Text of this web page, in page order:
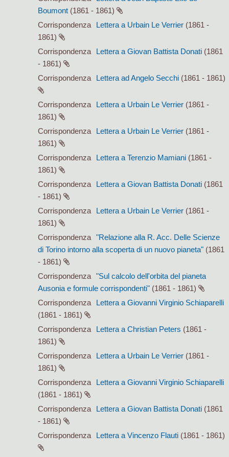
Boumont (1861 - 1861)
Corrispondenza
Lettera a Urbain Le Verrier (1861 -
1861)
Corrispondenza
Lettera a Giovan Battista Donati (1861
- 1861)
Corrispondenza
Lettera ad Angelo Secchi (1861 - 1861)
Corrispondenza Lettera a Urbain Le Verrier (1861 -
1861)
Corrispondenza
Lettera a Urbain Le Verrier (1861 -
1861)
Corrispondenza
Lettera a Terenzio Mamiani (1861 -
1861)
Corrispondenza
Lettera a Giovan Battista Donati (1861
- 1861)
Corrispondenza
Lettera a Urbain Le Verrier (1861 -
1861)
Corrispondenza
"Relazione alla R. Acc. Delle Scienze
di Torino intorno alla scoperta di un nuovo pianeta" (1861
- 1861)
Corrispondenza
"Sul calcolo dell'orbita del pianeta
Ausonia e formule corrispondenti" (1861 - 1861)
Corrispondenza
Lettera a Giovanni Virginio Schiaparelli
(1861 - 1861)
Corrispondenza
Lettera a Christian Peters (1861 -
1861)
Corrispondenza
Lettera a Urbain Le Verrier (1861 -
1861)
Corrispondenza
Lettera a Giovanni Virginio Schiaparelli
(1861 - 1861)
Corrispondenza
Lettera a Giovan Battista Donati (1861
- 1861)
Corrispondenza
Lettera a Vincenzo Flauti (1861 - 1861)